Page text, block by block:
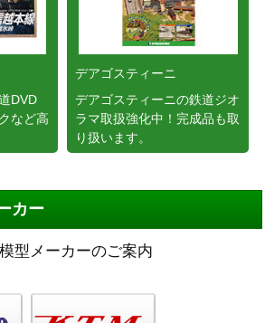
DVD
など高
デアゴスティーニ
デアゴスティーニの鉄道ジオ
ラマ取扱強化中！完成品も取
り扱います。
カー
型メーカーのご案内